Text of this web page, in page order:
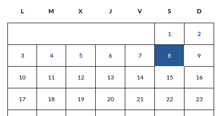
L M X J V S D
1 2
3 4 5 6 7 8 9
10 11 12 13 14 15 16
17 18 19 20 21 22 23